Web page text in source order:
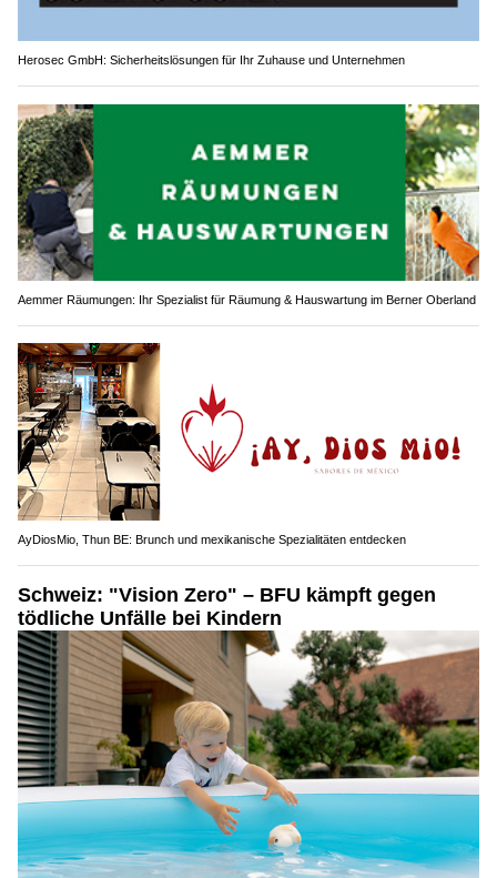
Herosec GmbH: Sicherheitslösungen für Ihr Zuhause und Unternehmen
Aemmer Räumungen: Ihr Spezialist für Räumung & Hauswartung im Berner Oberland
AyDiosMio, Thun BE: Brunch und mexikanische Spezialitäten entdecken
Schweiz: "Vision Zero" – BFU kämpft gegen
tödliche Unfälle bei Kindern